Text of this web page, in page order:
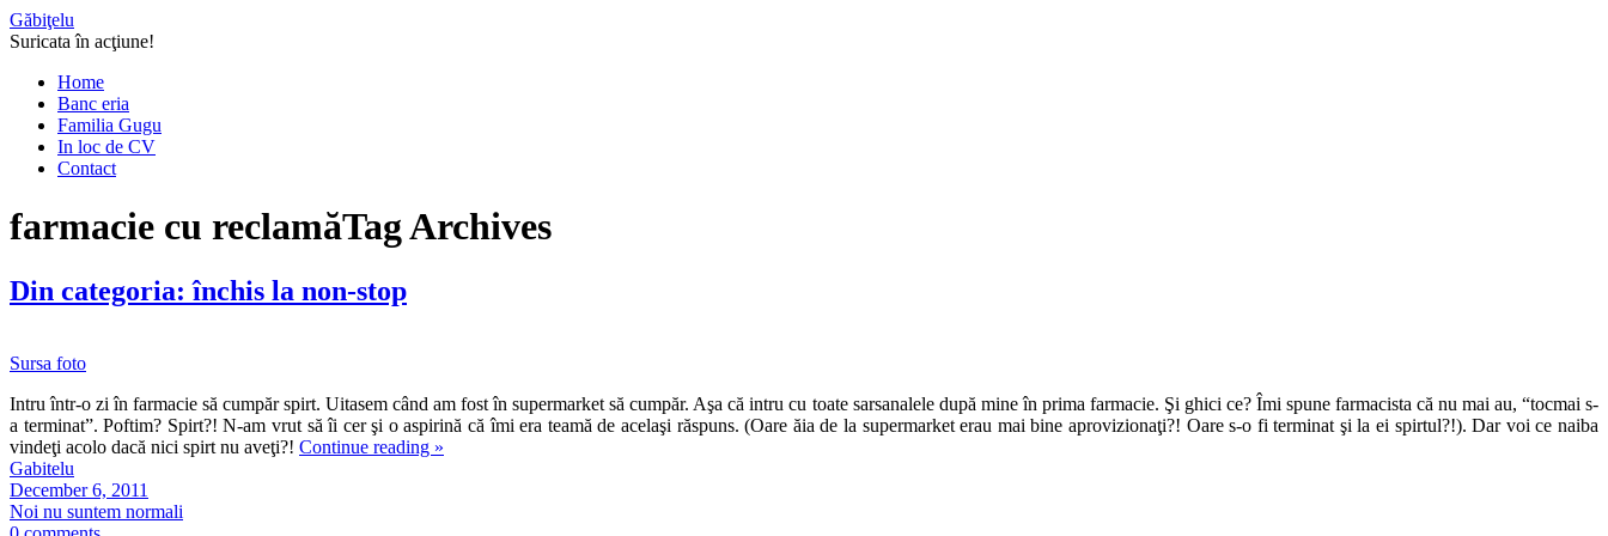
Găbiţelu
Suricata în acţiune!
Home
Banc eria
Familia Gugu
In loc de CV
Contact
farmacie cu reclamăTag Archives
Din categoria: închis la non-stop
Sursa foto
Intru într-o zi în farmacie să cumpăr spirt. Uitasem când am fost în supermarket să cumpăr. Aşa că intru cu toate sarsanalele după mine în prima farmacie. Şi ghici ce? Îmi spune farmacista că nu mai au, “tocmai s-
a terminat”. Poftim? Spirt?! N-am vrut să îi cer şi o aspirină că îmi era teamă de acelaşi răspuns. (Oare ăia de la supermarket erau mai bine aprovizionaţi?! Oare s-o fi terminat şi la ei spirtul?!). Dar voi ce naiba
vindeţi acolo dacă nici spirt nu aveţi?! Continue reading »
Gabitelu
December 6, 2011
Noi nu suntem normali